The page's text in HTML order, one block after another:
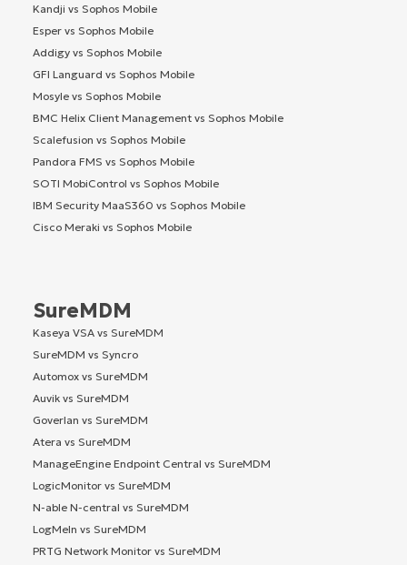
Kandji vs Sophos Mobile
Esper vs Sophos Mobile
Addigy vs Sophos Mobile
GFI Languard vs Sophos Mobile
Mosyle vs Sophos Mobile
BMC Helix Client Management vs Sophos Mobile
Scalefusion vs Sophos Mobile
Pandora FMS vs Sophos Mobile
SOTI MobiControl vs Sophos Mobile
IBM Security MaaS360 vs Sophos Mobile
Cisco Meraki vs Sophos Mobile
SureMDM
Kaseya VSA vs SureMDM
SureMDM vs Syncro
Automox vs SureMDM
Auvik vs SureMDM
Goverlan vs SureMDM
Atera vs SureMDM
ManageEngine Endpoint Central vs SureMDM
LogicMonitor vs SureMDM
N-able N-central vs SureMDM
LogMeIn vs SureMDM
PRTG Network Monitor vs SureMDM